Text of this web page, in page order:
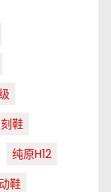
鞋
纯原H12
鞋